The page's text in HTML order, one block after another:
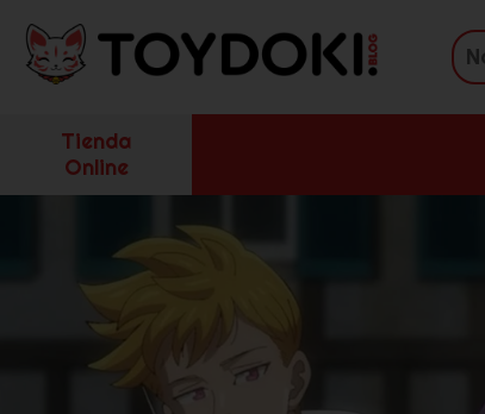
Tienda
Online